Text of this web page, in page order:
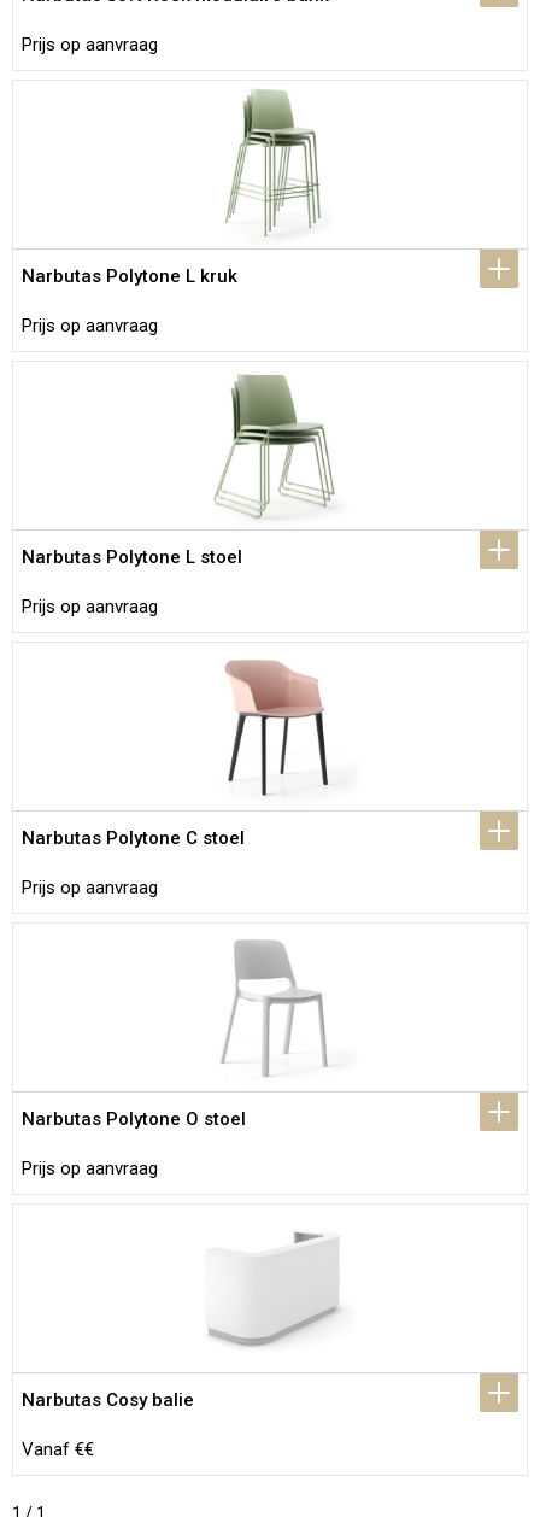
Prijs op aanvraag
Narbutas Polytone L kruk
Prijs op aanvraag
Narbutas Polytone L stoel
Prijs op aanvraag
Narbutas Polytone C stoel
Prijs op aanvraag
Narbutas Polytone O stoel
Prijs op aanvraag
Narbutas Cosy balie
Vanaf €€